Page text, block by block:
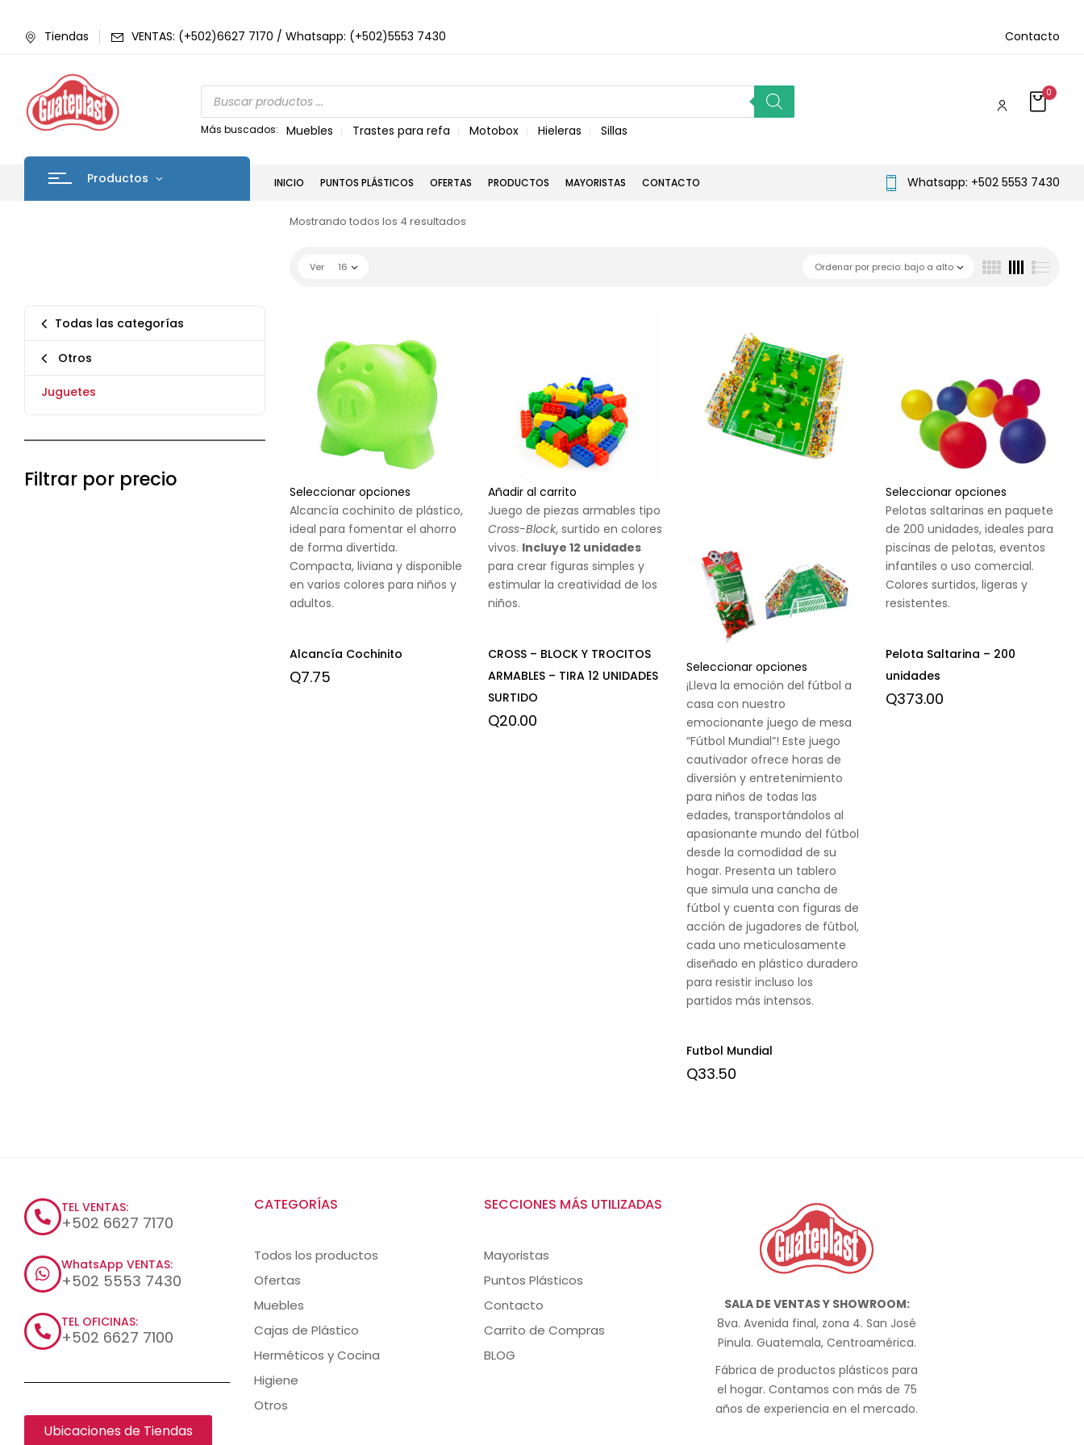
Tiendas VENTAS: (+502)6627 7170 / Whatsapp: (+502)5553 7430 Contacto
Más buscados: Muebles Trastes para refa Motobox Hieleras Sillas
0
Productos INICIO PUNTOS PLÁSTICOS OFERTAS PRODUCTOS MAYORISTAS CONTACTO Whatsapp: +502 5553 7430
Todas las categorías
Otros
Juguetes
Filtrar por precio
Mostrando todos los 4 resultados
Ordenar por precio: bajo a alto
Ver 16
Seleccionar opciones
Alcancía cochinito de plástico,
ideal para fomentar el ahorro
de forma divertida.
Compacta, liviana y disponible
en varios colores para niños y
adultos.
Alcancía Cochinito
Q7.75
Añadir al carrito
Juego de piezas armables tipo
Cross-Block, surtido en colores
vivos. Incluye 12 unidades
para crear figuras simples y
estimular la creatividad de los
niños.
CROSS – BLOCK Y TROCITOS
ARMABLES – TIRA 12 UNIDADES
SURTIDO
Q20.00
Seleccionar opciones
¡Lleva la emoción del fútbol a
casa con nuestro
emocionante juego de mesa
“Fútbol Mundial”! Este juego
cautivador ofrece horas de
diversión y entretenimiento
para niños de todas las
edades, transportándolos al
apasionante mundo del fútbol
desde la comodidad de su
hogar. Presenta un tablero
que simula una cancha de
fútbol y cuenta con figuras de
acción de jugadores de fútbol,
cada uno meticulosamente
diseñado en plástico duradero
para resistir incluso los
partidos más intensos.
Futbol Mundial
Q33.50
Seleccionar opciones
Pelotas saltarinas en paquete
de 200 unidades, ideales para
piscinas de pelotas, eventos
infantiles o uso comercial.
Colores surtidos, ligeras y
resistentes.
Pelota Saltarina – 200
unidades
Q373.00
TEL VENTAS:
+502 6627 7170
WhatsApp VENTAS:
+502 5553 7430
TEL OFICINAS:
+502 6627 7100
Ubicaciones de Tiendas
CATEGORÍAS
Todos los productos
Ofertas
Muebles
Cajas de Plástico
Herméticos y Cocina
Higiene
Otros
SECCIONES MÁS UTILIZADAS
Mayoristas
Puntos Plásticos
Contacto
Carrito de Compras
BLOG
SALA DE VENTAS Y SHOWROOM:
8va. Avenida final, zona 4. San José
Pinula. Guatemala, Centroamérica.
Fábrica de productos plásticos para
el hogar. Contamos con más de 75
años de experiencia en el mercado.